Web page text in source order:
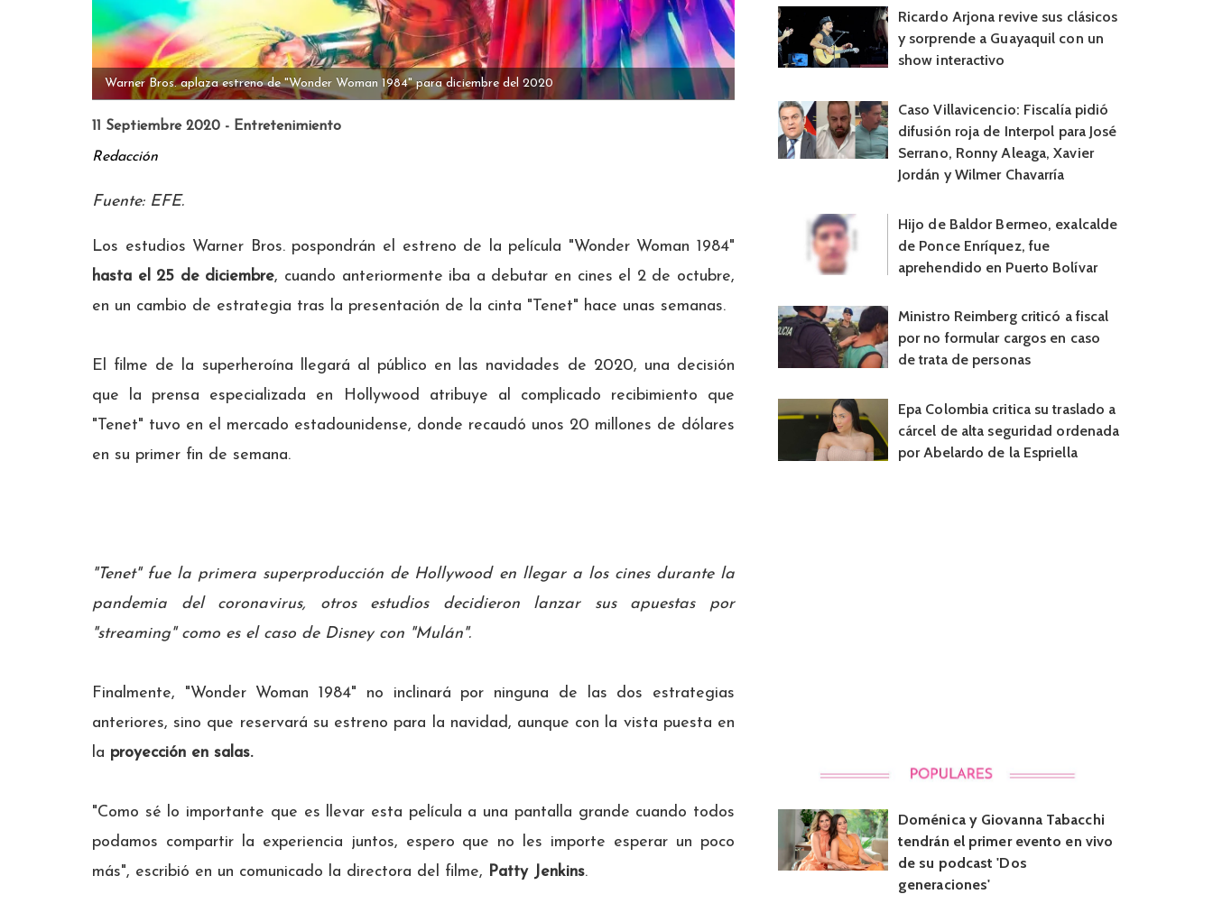
Warner Bros. aplaza estreno de "Wonder Woman 1984" para diciembre del 2020
11 Septiembre 2020 - Entretenimiento
Redacción
Fuente: EFE.
Los estudios Warner Bros. pospondrán el estreno de la película "Wonder Woman 1984"
hasta el 25 de diciembre, cuando anteriormente iba a debutar en cines el 2 de octubre,
en un cambio de estrategia tras la presentación de la cinta "Tenet" hace unas semanas.
El filme de la superheroína llegará al público en las navidades de 2020, una decisión
que la prensa especializada en Hollywood atribuye al complicado recibimiento que
"Tenet" tuvo en el mercado estadounidense, donde recaudó unos 20 millones de dólares
en su primer fin de semana.
"Tenet" fue la primera superproducción de Hollywood en llegar a los cines durante la
pandemia del coronavirus, otros estudios decidieron lanzar sus apuestas por
"streaming" como es el caso de Disney con "Mulán".
Finalmente, "Wonder Woman 1984" no inclinará por ninguna de las dos estrategias
anteriores, sino que reservará su estreno para la navidad, aunque con la vista puesta en
la proyección en salas.
"Como sé lo importante que es llevar esta película a una pantalla grande cuando todos
podamos compartir la experiencia juntos, espero que no les importe esperar un poco
más", escribió en un comunicado la directora del filme, Patty Jenkins.
Ricardo Arjona revive sus clásicos
y sorprende a Guayaquil con un
show interactivo
Caso Villavicencio: Fiscalía pidió
difusión roja de Interpol para José
Serrano, Ronny Aleaga, Xavier
Jordán y Wilmer Chavarría
Hijo de Baldor Bermeo, exalcalde
de Ponce Enríquez, fue
aprehendido en Puerto Bolívar
Ministro Reimberg criticó a fiscal
por no formular cargos en caso
de trata de personas
Epa Colombia critica su traslado a
cárcel de alta seguridad ordenada
por Abelardo de la Espriella
Doménica y Giovanna Tabacchi
tendrán el primer evento en vivo
de su podcast 'Dos
generaciones'